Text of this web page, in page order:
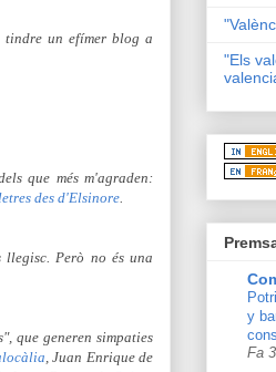
tindre un efímer blog a
que més m'agraden:
des d'Elsinore.
llegisc. Però no és una
que generen simpaties
, Juan Enrique de
"Els
y
Fa